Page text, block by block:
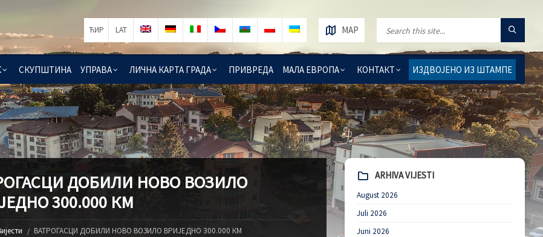
СКУПШТИНА УПРАВА ЛИЧНА КАРТА ГРАДА ПРИВРЕДА МАЛА ЕВРОПА КОНТАКТ ИЗДВОЈЕНО ИЗ ШТАМПЕ
MAP
ЋИР LAT
ДОБИЛИ НОВО ВОЗИЛО
300.000 КМ
ВАТРОГАСЦИ ДОБИЛИ НОВО ВОЗИЛО ВРИЈЕДНО 300.000 КМ
ARHIVA VIJESTI
August 2026
Juli 2026
Juni 2026